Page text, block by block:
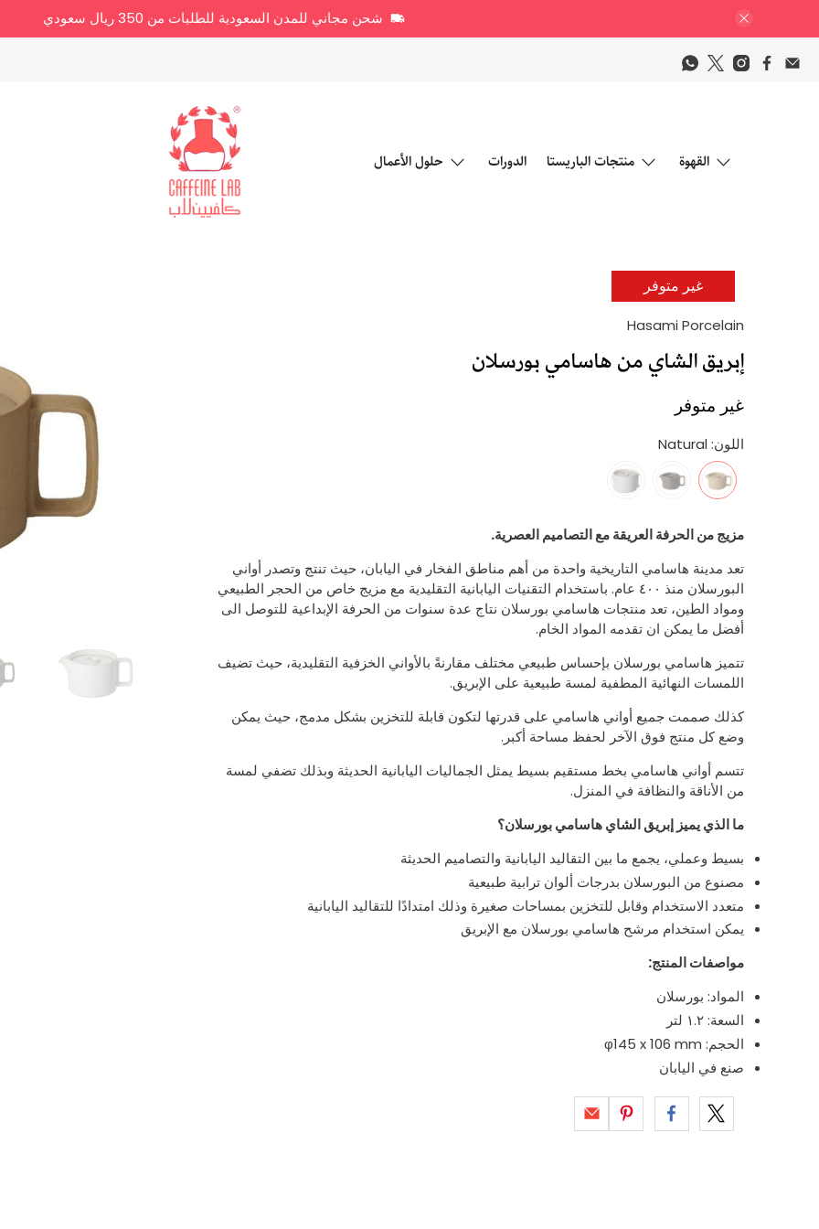
شحن مجاني للمدن السعودية للطلبات من 350 ريال سعودي
القهوة منتجات الباريستا الدورات حلول الأعمال
غير متوفر
Hasami Porcelain
إبريق الشاي من هاسامي بورسلان
غير متوفر
اللون: Natural
مزيج من الحرفة العريقة مع التصاميم العصرية.
تعد مدينة هاسامي التاريخية واحدة من أهم مناطق الفخار في اليابان، حيث تنتج وتصدر أواني
البورسلان منذ ٤٠٠ عام. باستخدام التقنيات اليابانية التقليدية مع مزيج خاص من الحجر الطبيعي
ومواد الطين، تعد منتجات هاسامي بورسلان نتاج عدة سنوات من الحرفة الإبداعية للتوصل الى
أفضل ما يمكن ان تقدمه المواد الخام.
تتميز هاسامي بورسلان بإحساس طبيعي مختلف مقارنةً بالأواني الخزفية التقليدية، حيث تضيف
اللمسات النهائية المطفية لمسة طبيعية على الإبريق.
كذلك صممت جميع أواني هاسامي على قدرتها لتكون قابلة للتخزين بشكل مدمج، حيث يمكن
وضع كل منتج فوق الآخر لحفظ مساحة أكبر.
تتسم أواني هاسامي بخط مستقيم بسيط يمثل الجماليات اليابانية الحديثة وبذلك تضفي لمسة
من الأناقة والنظافة في المنزل.
ما الذي يميز إبريق الشاي هاسامي بورسلان؟
بسيط وعملي، يجمع ما بين التقاليد اليابانية والتصاميم الحديثة
مصنوع من البورسلان بدرجات ألوان ترابية طبيعية
متعدد الاستخدام وقابل للتخزين بمساحات صغيرة وذلك امتدادًا للتقاليد اليابانية
يمكن استخدام مرشح هاسامي بورسلان مع الإبريق
مواصفات المنتج:
المواد: بورسلان
السعة: ١.٢ لتر
الحجم: φ145 x 106 mm
صنع في اليابان